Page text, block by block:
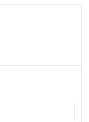
nếu phát hiện ra